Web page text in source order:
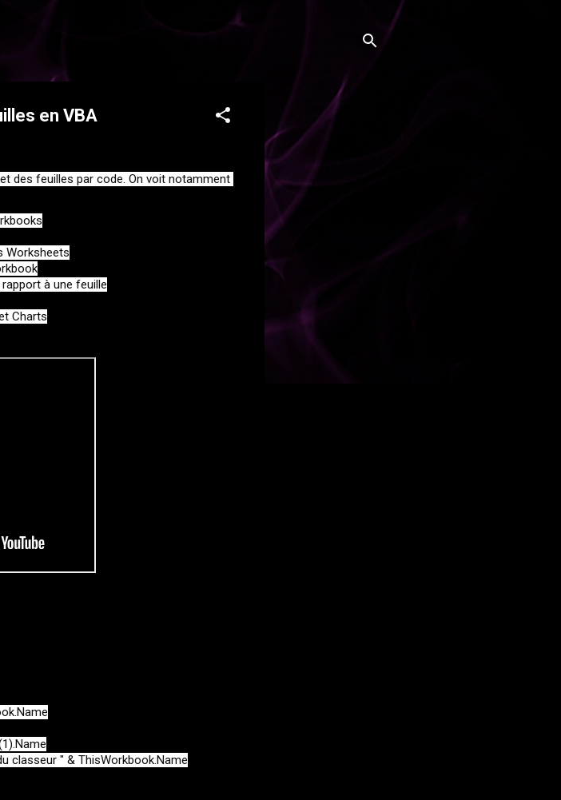
en VBA
des feuilles par code. On voit notamment
Worksheets
à une feuille
Charts
classeur " & ThisWorkbook.Name